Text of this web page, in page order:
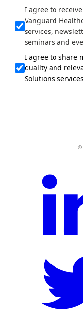
I agree to
Vanguard
services,
seminars and
I agree to share
quality and
Solutions
©